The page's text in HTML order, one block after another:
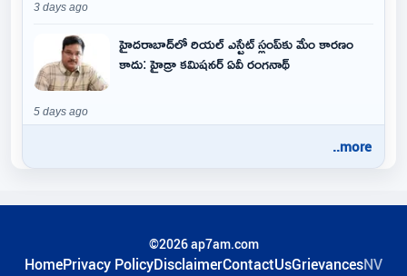
3 days ago
హైదరాబాద్‌లో రియల్ ఎస్టేట్ స్లంప్‌కు మేం కారణం
కాదు: హైడ్రా కమిషనర్ ఏవీ రంగనాథ్
5 days ago
..more
©2026 ap7am.com
HomePrivacy PolicyDisclaimerContactUsGrievancesNV